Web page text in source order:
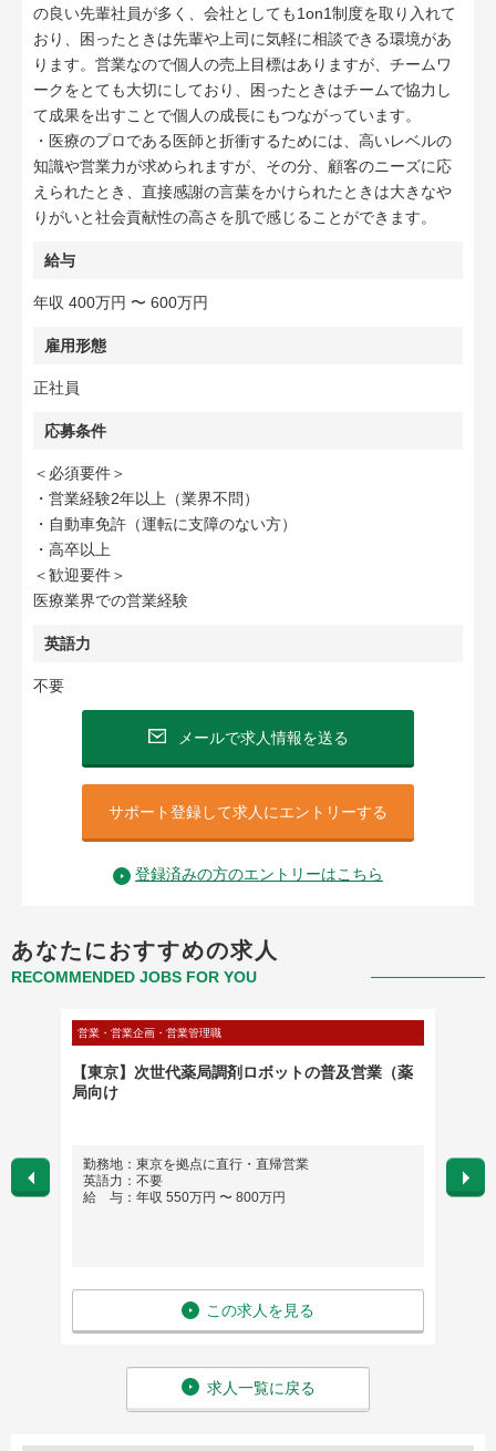
の良い先輩社員が多く、会社としても1on1制度を取り入れて
おり、困ったときは先輩や上司に気軽に相談できる環境があ
ります。営業なので個人の売上目標はありますが、チームワ
ークをとても大切にしており、困ったときはチームで協力し
て成果を出すことで個人の成長にもつながっています。
・医療のプロである医師と折衝するためには、高いレベルの
知識や営業力が求められますが、その分、顧客のニーズに応
えられたとき、直接感謝の言葉をかけられたときは大きなや
りがいと社会貢献性の高さを肌で感じることができます。
給与
年収 400万円 〜 600万円
雇用形態
正社員
応募条件
＜必須要件＞
・営業経験2年以上（業界不問）
・自動車免許（運転に支障のない方）
・高卒以上
＜歓迎要件＞
医療業界での営業経験
英語力
不要
メールで求人情報を送る
サポート登録して求人にエントリーする
登録済みの方のエントリーはこちら
あなたにおすすめの求人
RECOMMENDED JOBS FOR YOU
営業・営業企画・営業管理職
【東京】次世代薬局調剤ロボットの普及営業（薬
局向け
勤務地：東京を拠点に直行・直帰営業
英語力：不要
給 与：年収 550万円 〜 800万円
この求人を見る
勤務
テレ
英語
求人一覧に戻る